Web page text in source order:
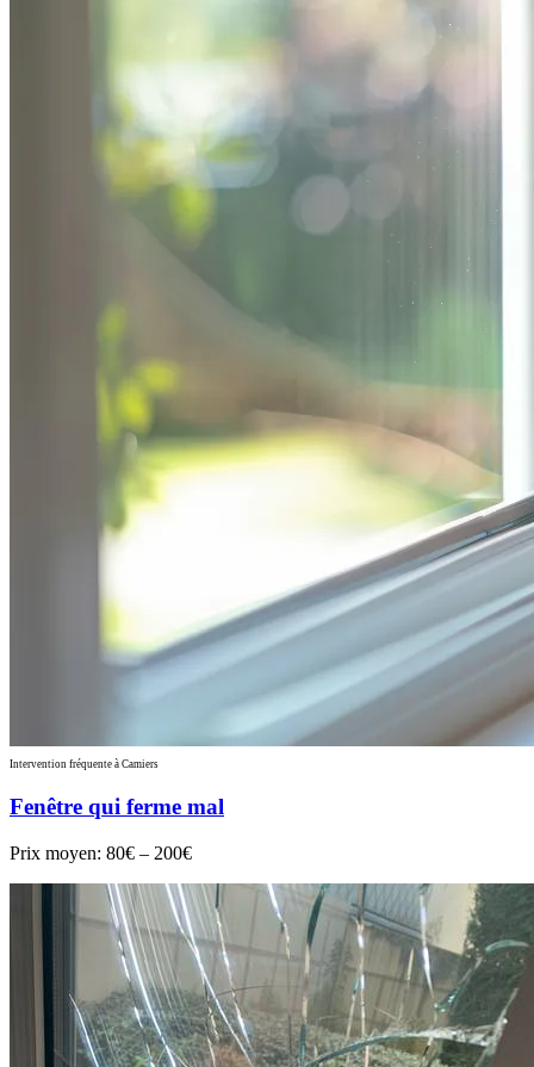
Intervention fréquente à Camiers
Fenêtre qui ferme mal
Prix moyen: 80€ – 200€